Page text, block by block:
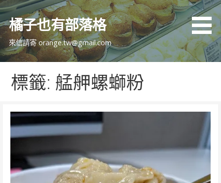
跳
主
內
橘子也有部落格
來信請寄 orange.tw@gmail.com
標籤: 艋舺螺螄粉